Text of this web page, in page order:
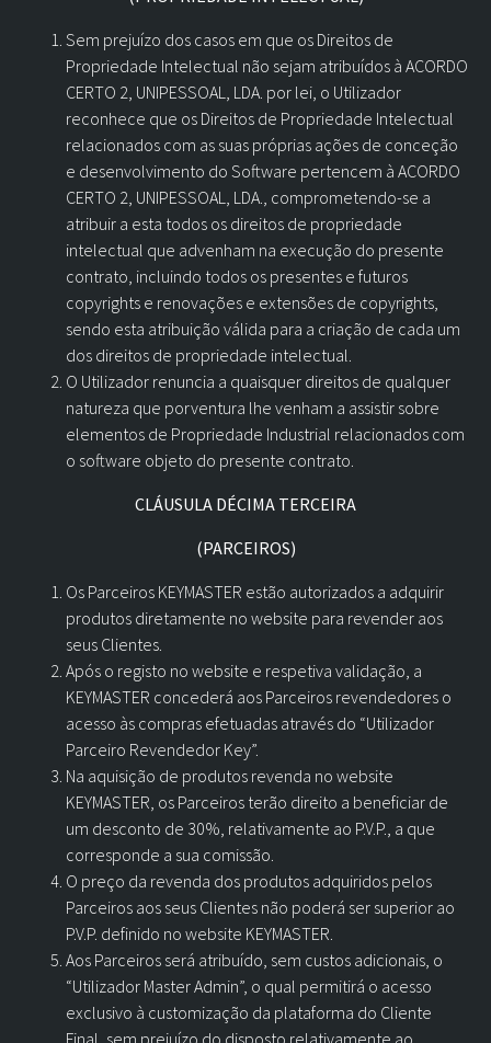
Sem prejuízo dos casos em que os Direitos de
Propriedade Intelectual não sejam atribuídos à ACORDO
CERTO 2, UNIPESSOAL, LDA. por lei, o Utilizador
reconhece que os Direitos de Propriedade Intelectual
relacionados com as suas próprias ações de conceção
e desenvolvimento do Software pertencem à ACORDO
CERTO 2, UNIPESSOAL, LDA., comprometendo-se a
atribuir a esta todos os direitos de propriedade
intelectual que advenham na execução do presente
contrato, incluindo todos os presentes e futuros
copyrights e renovações e extensões de copyrights,
sendo esta atribuição válida para a criação de cada um
dos direitos de propriedade intelectual.
O Utilizador renuncia a quaisquer direitos de qualquer
natureza que porventura lhe venham a assistir sobre
elementos de Propriedade Industrial relacionados com
o software objeto do presente contrato.
CLÁUSULA DÉCIMA TERCEIRA
(PARCEIROS)
Os Parceiros KEYMASTER estão autorizados a adquirir
produtos diretamente no website para revender aos
seus Clientes.
Após o registo no website e respetiva validação, a
KEYMASTER concederá aos Parceiros revendedores o
acesso às compras efetuadas através do “Utilizador
Parceiro Revendedor Key”.
Na aquisição de produtos revenda no website
KEYMASTER, os Parceiros terão direito a beneficiar de
um desconto de 30%, relativamente ao P.V.P., a que
corresponde a sua comissão.
O preço da revenda dos produtos adquiridos pelos
Parceiros aos seus Clientes não poderá ser superior ao
P.V.P. definido no website KEYMASTER.
Aos Parceiros será atribuído, sem custos adicionais, o
“Utilizador Master Admin”, o qual permitirá o acesso
exclusivo à customização da plataforma do Cliente
Final, sem prejuízo do disposto relativamente ao